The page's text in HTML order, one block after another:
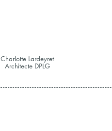
Charlotte Lardeyret
Architecte DPLG